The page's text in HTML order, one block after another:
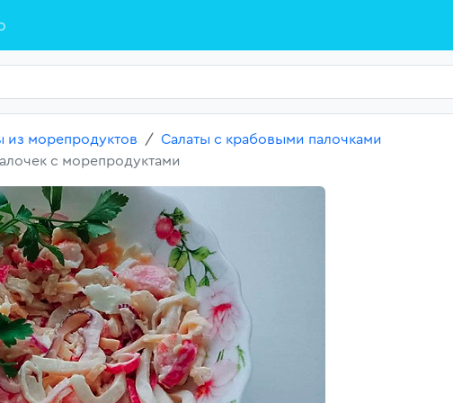
из морепродуктов
Салаты с крабовыми палочками
с морепродуктами